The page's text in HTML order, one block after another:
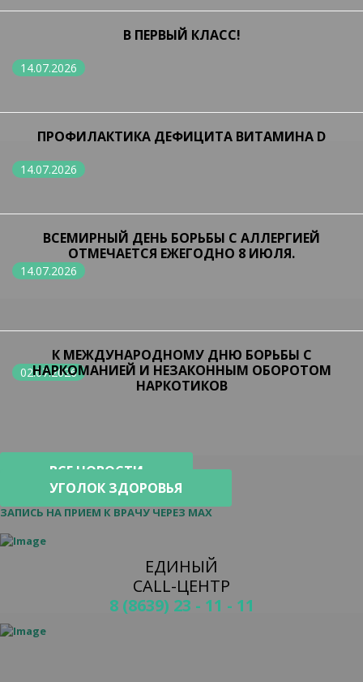
14.07.2026
14.07.2026
В ПЕРВЫЙ КЛАСС!
14.07.2026
ПРОФИЛАКТИКА ДЕФИЦИТА ВИТАМИНА D
02.07.2026
ВСЕМИРНЫЙ ДЕНЬ БОРЬБЫ С АЛЛЕРГИЕЙ
ОТМЕЧАЕТСЯ ЕЖЕГОДНО 8 ИЮЛЯ.
29.06.2026
К МЕЖДУНАРОДНОМУ ДНЮ БОРЬБЫ С
НАРКОМАНИЕЙ И НЕЗАКОННЫМ ОБОРОТОМ
НАРКОТИКОВ
ВСЕ НОВОСТИ
УГОЛОК ЗДОРОВЬЯ
ЗАПИСЬ НА ПРИЕМ К ВРАЧУ ЧЕРЕЗ MAX
ЕДИНЫЙ
CALL-ЦЕНТР
8 (8639) 23 - 11 - 11